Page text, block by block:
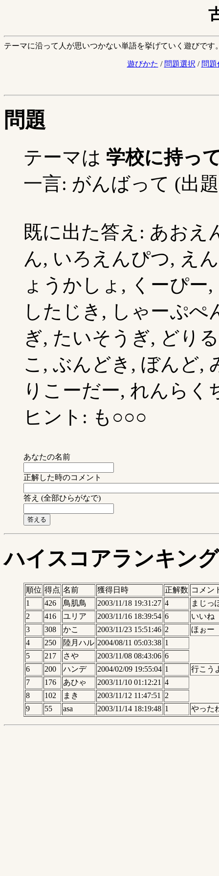
テーマに沿って人が思いつかない単語を挙げていく遊びです
遊びかた / 問題選択 / 問題
問題
テーマは 学校に持っ
一言: がんばって (出
既に出た答え: あおえ
ん, いろえんぴつ, え
ょうかしょ, くーぴ
したじき, しゃーぷ
ぎ, たいそうぎ, どり
こ, ぶんどき, ぼんど,
りこーだー, れんらく
ヒント: も○○○
あなたの名前
正解した時のコメント
答え (全部ひらがなで)
ハイスコアランキング
順位 得点 名前 獲得日時 正解数 コメン
1
426 鳥肌鳥 2003/11/18 19:31:27 4
まじっ
2
416 ユリア 2003/11/16 18:39:54 6
いいね
3
308 かこ 2003/11/23 15:51:46 2
ほぉー
4
250 陸月ハル 2004/08/11 05:03:38 1
5
217 さや 2003/11/08 08:43:06 6
6
200 ハンデ 2004/02/09 19:55:04 1
行こう
7
176 あひゃ 2003/11/10 01:12:21 4
8
102 まき 2003/11/12 11:47:51
2
9
55 asa 2003/11/14 18:19:48 1 やった